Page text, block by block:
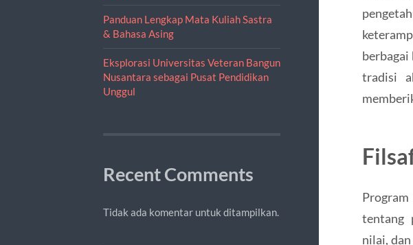
Panduan Lengkap Mata Kuliah Sastra
& Bahasa Asing
Eksplorasi Universitas Veteran Bangun
Nusantara sebagai Pusat Pendidikan
Unggul
Recent Comments
Tidak ada komentar untuk ditampilkan.
berbagai
tradisi
tentang
nilai,